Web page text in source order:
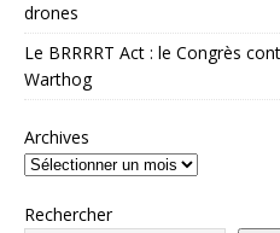
drones
Le BRRRRT Act : le Congrès
Warthog
Archives
Rechercher